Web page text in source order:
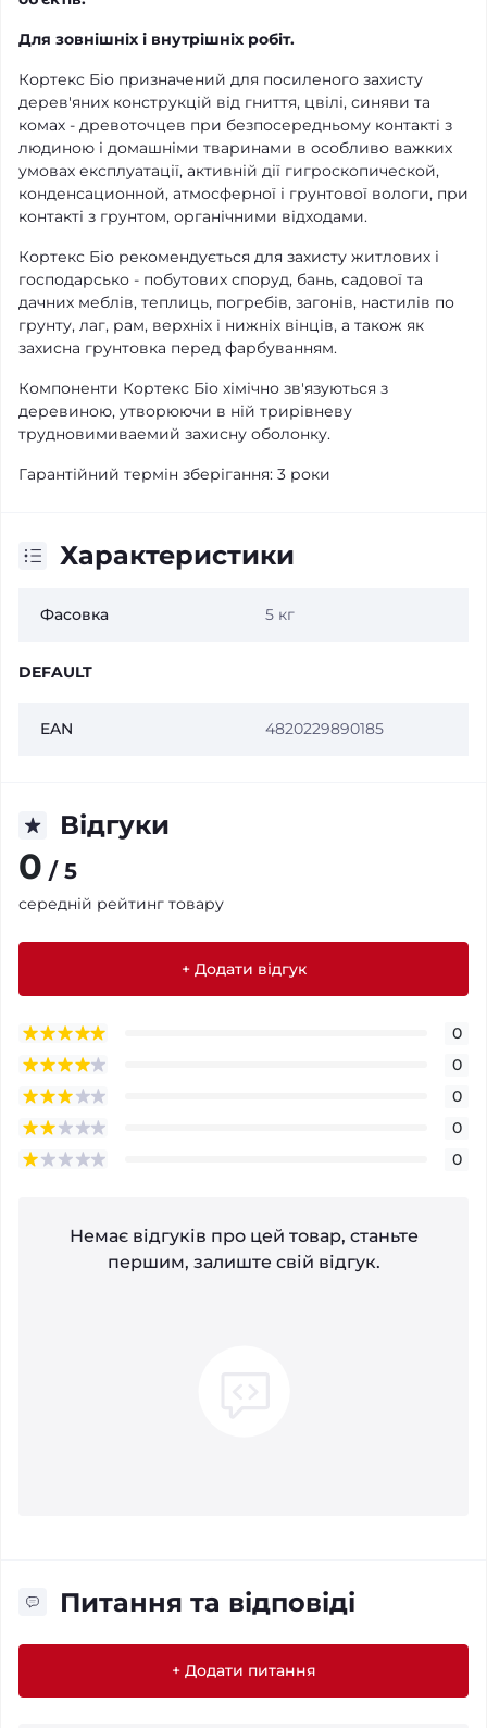
Для зовнішніх і внутрішніх робіт.
Кортекс Біо призначений для посиленого захисту
дерев'яних конструкцій від гниття, цвілі, синяви та
комах - древоточцев при безпосередньому контакті з
людиною і домашніми тваринами в особливо важких
умовах експлуатації, активній дії гигроскопической,
конденсационной, атмосферної і грунтової вологи, при
контакті з грунтом, органічними відходами.
Кортекс Біо рекомендується для захисту житлових і
господарсько - побутових споруд, бань, садової та
дачних меблів, теплиць, погребів, загонів, настилів по
грунту, лаг, рам, верхніх і нижніх вінців, а також як
захисна грунтовка перед фарбуванням.
Компоненти Кортекс Біо хімічно зв'язуються з
деревиною, утворюючи в ній трирівневу
трудновимиваемий захисну оболонку.
Гарантійний термін зберігання: 3 роки
Характеристики
Фасовка 5 кг
DEFAULT
EAN 4820229890185
Відгуки
0 / 5
середній рейтинг товару
+ Додати відгук
0
0
0
0
0
Немає відгуків про цей товар, станьте
першим, залиште свій відгук.
Питання та відповіді
+ Додати питання